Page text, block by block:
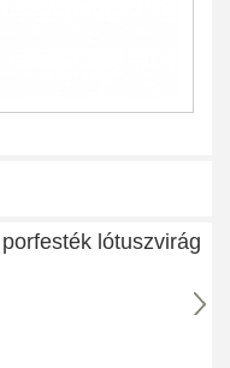
lótuszvirág